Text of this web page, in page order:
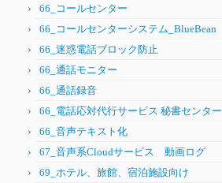
66_コールセンター
66_コールセンターシステム_BlueBean
66_迷惑電話ブロック防止
66_通話モニター
66_通話録音
66_電話応対代行サービス 秘書センター
66_音声テキスト化
67_音声系Cloudサービス 動画ログ
69_ホテル、旅館、宿泊施設向け